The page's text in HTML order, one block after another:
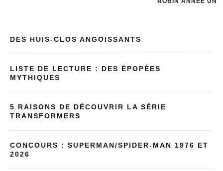
DES HUIS-CLOS ANGOISSANTS
LISTE DE LECTURE : DES ÉPOPÉES
MYTHIQUES
5 RAISONS DE DÉCOUVRIR LA SÉRIE
TRANSFORMERS
CONCOURS : SUPERMAN/SPIDER-MAN 1976 ET
2026